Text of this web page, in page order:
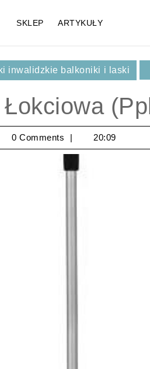
SKLEP ARTYKUŁY
inwalidzkie balkoniki i laski
0 Comments 20:09